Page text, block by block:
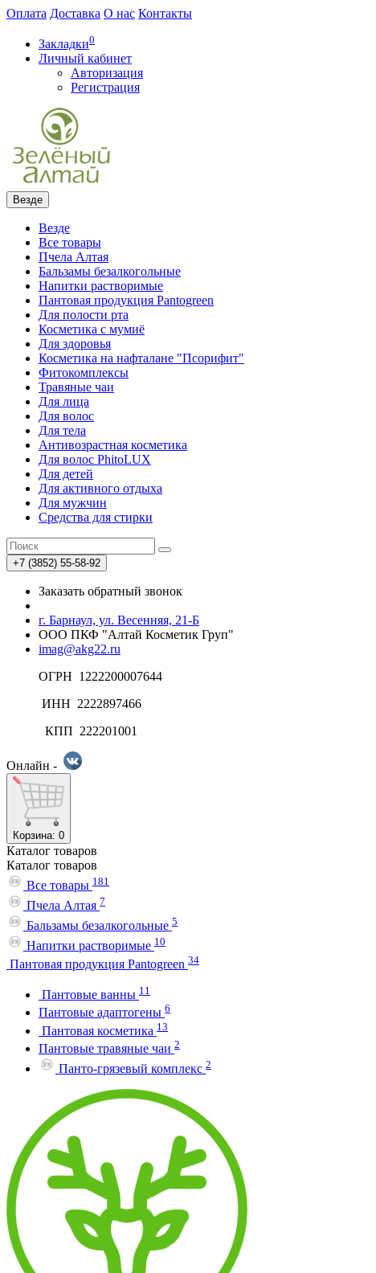
Оплата Доставка О нас Контакты
Закладки0
Личный кабинет
Авторизация
Регистрация
Везде
Везде
Все товары
Пчела Алтая
Бальзамы безалкогольные
Напитки растворимые
Пантовая продукция Pantogreen
Для полости рта
Косметика с мумиё
Для здоровья
Косметика на нафталане "Псорифит"
Фитокомплексы
Травяные чаи
Для лица
Для волос
Для тела
Антивозрастная косметика
Для волос PhitoLUX
Для детей
Для активного отдыха
Для мужчин
Средства для стирки
+7 (3852) 55-58-92
Заказать обратный звонок
г. Барнаул, ул. Весенняя, 21-Б
ООО ПКФ "Алтай Косметик Груп"
imag@akg22.ru
ОГРН 1222200007644
ИНН 2222897466
КПП 222201001
Онлайн -
Корзина: 0
Каталог товаров
Каталог товаров
Все товары 181
Пчела Алтая 7
Бальзамы безалкогольные 5
Напитки растворимые 10
Пантовая продукция Pantogreen 34
Пантовые ванны 11
Пантовые адаптогены 6
Пантовая косметика 13
Пантовые травяные чаи 2
Панто-грязевый комплекс 2